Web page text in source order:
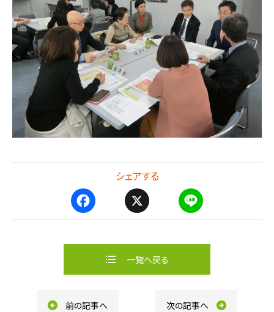
シェアする
e
o
e
一覧へ戻る
前の記事へ 次の記事へ